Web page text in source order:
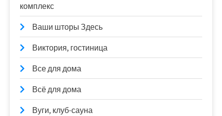
комплекс
Ваши шторы Здесь
Виктория, гостиница
Все для дома
Всё для дома
Вуги, клуб-сауна